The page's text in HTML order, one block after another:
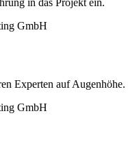
in das Projekt ein.
Experten auf Augenhöhe.